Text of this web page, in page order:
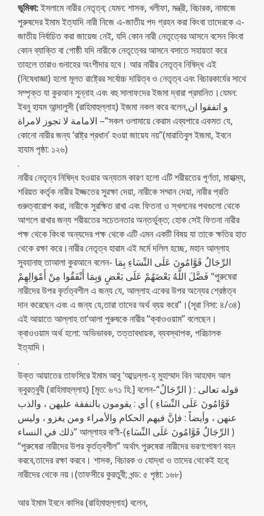
ভূমিকা:ইসলামে নারীর নেতৃত্ব; যেমন: শাসক, খলীফা, মন্ত্রী, বিচারক, নামাজে
পুরুষদের ইমাম ইত্যাদি নারী নিজে এ-জাতীয় পদ গ্রহন করা কিংবা তাদেরকে এ-
জাতীয় নির্বাচিত করা জায়েজ নেই, যদি কোন নারী নেতৃত্বের আসনে বসেন কিংবা
কোন ব্যাক্তি বা গোষ্ঠী যদি নারীকে নেতৃত্বের আসনে বসাতে সহায়তা করে
তাহলে তারাও গুনাহের অংশীদার হবে। আর নারীর নেতৃত্ব নিষিদ্ধ এই
(নিষেধাজ্ঞা) হলো মূলত রাষ্ট্রের সর্বোচ্চ দায়িত্ব ও নেতৃত্ব এবং বিচারকার্যের সাথে
সম্পৃক্ত যা কুরআন সুন্নাহ এবং বহু সালাফদের ইজমা দ্বারা প্রমানিত।যেমন:
ইবনু হাযম আন্দালুসী (রাহিমাহুল্লাহ) ইজমা নকল করে বলেন,و اتفقوا ان
الامامة لا تجوز لامراة –”সকল ওলামায়ে কেরাম এব্যপারে একমত যে,
কোনো নারীর জন্য ‘রাষ্ট্র প্রধান’ হওয়া জায়েয নয়”(মারাতিবুল ইজমা, ইবনে
হাযাম পৃষ্ঠা: ১২৬)
.
নারীর নেতৃত্ব নিষিদ্ধ হওয়ার অন্যতম কারণ হলো এটি শরীয়তের পূর্ণতা, মাহাত্ম্য,
শরিয়ত কর্তৃক নারীর ইজ্জতের সুরক্ষা দেয়া, নারীকে সম্মান দেয়া, নারীর প্রতি
গুরুত্বারোপ করা, নারীকে সুরক্ষিত রাখা এবং ফিতনা ও স্খলনের পথগুলো থেকে
আগলে রাখার জন্য শরীয়তের সচেতনতার অন্তর্ভুক্ত; হোক সেই ফিতনা নারীর
পক্ষ থেকে কিংবা অন্যদের পক্ষ থেকে এটি এমন একটি বিষয় যা তাকে ক্ষতির হাত
থেকে রক্ষা করে।নারীর নেতৃত্ব হারাম এই মর্মে দলিল হচ্ছে, মহান আল্লাহ
সুবহানাহু তাআলা কুরআনে বলেন- الرِّجَالُ قَوَّامُونَ عَلَى النِّسَاءِ بِمَا
فَضَّلَ اللَّهُ بَعْضَهُمْ عَلَى بَعْضٍ وَبِمَا أَنْفَقُوا مِنْ أَمْوَالِهِمْ “পুরুষেরা
নারীদের উপর কৃর্তত্বশীল এ জন্য যে, আল্লাহ একের উপর অন্যের শ্রেষ্ঠত্ব
দান করেছেন এবং এ জন্য যে,তারা তাদের অর্থ ব্যয় করে”।(সূরা নিসা: ৪/৩৪)
এই আয়াতে আল্লাহ তা‘আলা পুরুষকে নারীর ‘‘ক্বাওওয়াম’’ বলেছেন।
ক্বাওওয়াম অর্থ হলো: অভিভাবক, তত্তাবধায়ক, ব্যবস্থাপক, পরিচালক
ইত্যাদি।
.
উক্ত আয়াতের তাফসিরে ইমাম আবু ‘আব্দুল্লা-হ্ মুহাম্মাদ বিন আহমাদ আল
ক্বুরত্বুবী (রাহিমাহুল্লাহ) [মৃত: ৬৭১ হি.] বলেন-“قوله تعالى : ( الرِّجَالُ
قَوَّامُونَ عَلَى النِّسَاءِ ) أي : يقومون بالنفقة عليهن ، والذب
عنهن ، وأيضاً : فإنَّ فيهم الحكام والأمراء ومن يغزو ، وليس
ذلك في النساء” আল্লাহর বাণী-(الرِّجَالُ قَوَّامُونَ عَلَى النِّسَاءِ )
“পুরুষেরা নারীদের উপর কৃর্তত্বশীল” অর্থাৎ পুরুষেরা নারীদের ভরণপোষণ বহন
করবে,তাদের রক্ষা করবে। শাসক, বিচারক ও যোদ্ধা ও তাদের থেকেই হবে;
নারীদের থেকে নয়।(তাফসীরে কুরতুবী; খন্ড: ৫ পৃষ্ঠা: ১৬৮)
আর ইমাম ইবনে কাসির (রাহিমাহুল্লাহ) বলেন,